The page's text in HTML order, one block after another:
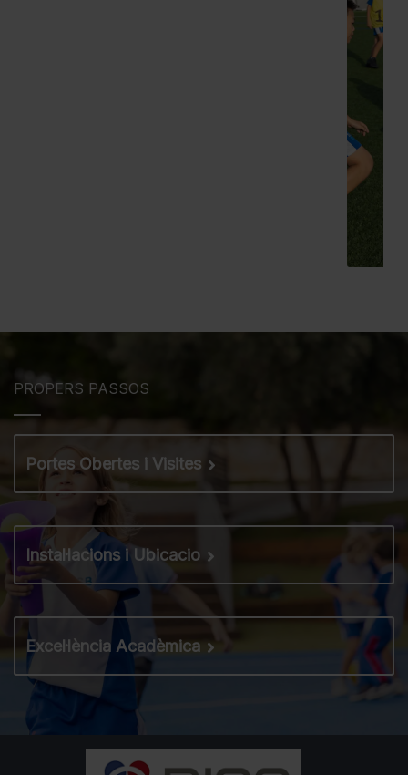
PROPERS PASSOS
Portes Obertes i Visites
Instal·lacions i Ubicacio
Excel·lència Acadèmica